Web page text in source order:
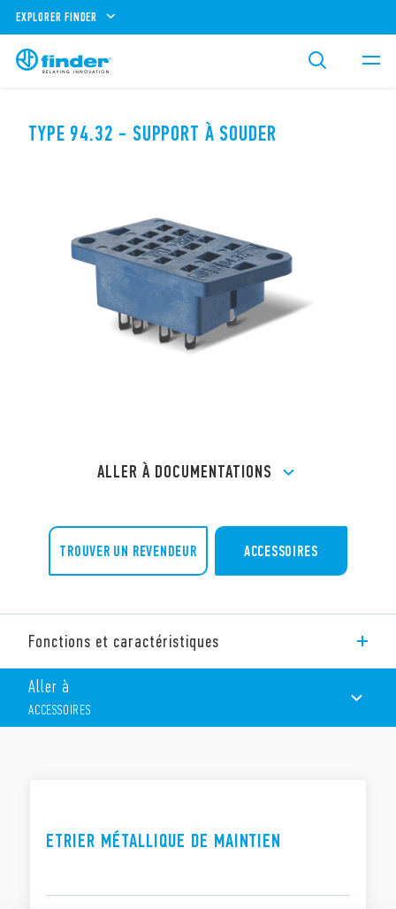
EXPLORER FINDER
TYPE 94.32 - SUPPORT À SOUDER
ALLER À DOCUMENTATIONS
TROUVER UN REVENDEUR ACCESSOIRES
Fonctions et caractéristiques
Support à souder type 94.32, fixation par patte avec vis M3,
connexion à souder, pour relais type 55.32.
Rigidité diélectique : 2 kV AC
Température ambiante : –40…+70 °C
Aller à
ACCESSOIRES
CERTIFICATIONS
ETRIER MÉTALLIQUE DE MAINTIEN